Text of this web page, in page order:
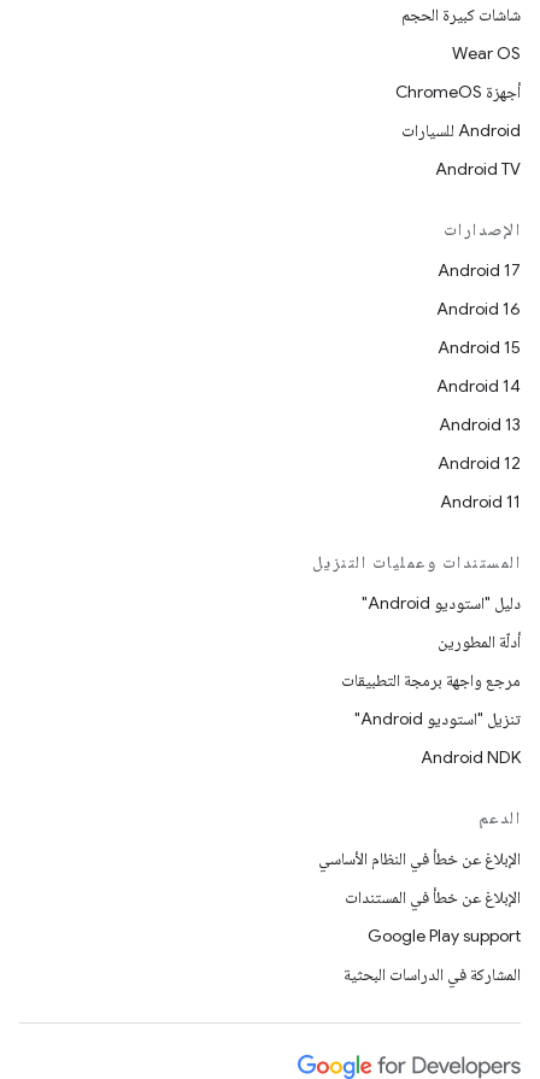
شاشات كبيرة الحجم
Wear OS
أجهزة ChromeOS
Android للسيارات
Android TV
الإصدارات
Android 17
Android 16
Android 15
Android 14
Android 13
Android 12
Android 11
المستندات وعمليات التنزيل
دليل "استوديو Android"
أدلّة المطورين
مرجع واجهة برمجة التطبيقات
تنزيل "استوديو Android"
Android NDK
الدعم
الإبلاغ عن خطأ في النظام الأساسي
الإبلاغ عن خطأ في المستندات
Google Play support
المشاركة في الدراسات البحثية